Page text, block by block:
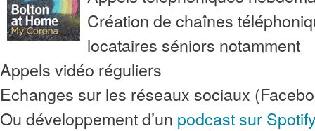
Création de chaînes
locataires séniors notamment
Appels vidéo réguliers
Echanges sur les réseaux sociaux
Ou développement d’un podcast sur